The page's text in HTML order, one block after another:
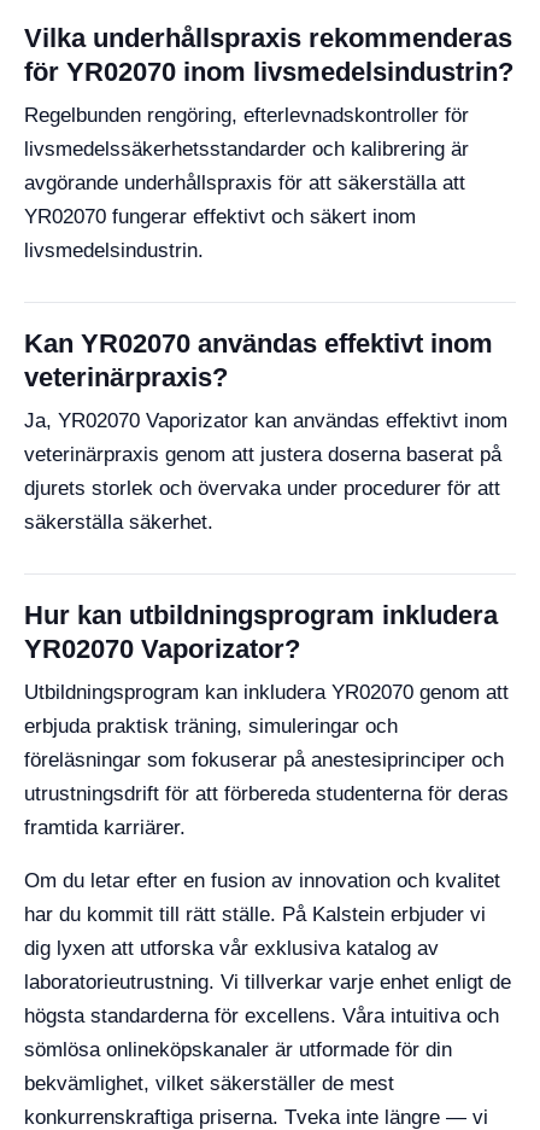
Vilka underhållspraxis rekommenderas
för YR02070 inom livsmedelsindustrin?
Regelbunden rengöring, efterlevnadskontroller för
livsmedelssäkerhetsstandarder och kalibrering är
avgörande underhållspraxis för att säkerställa att
YR02070 fungerar effektivt och säkert inom
livsmedelsindustrin.
Kan YR02070 användas effektivt inom
veterinärpraxis?
Ja, YR02070 Vaporizator kan användas effektivt inom
veterinärpraxis genom att justera doserna baserat på
djurets storlek och övervaka under procedurer för att
säkerställa säkerhet.
Hur kan utbildningsprogram inkludera
YR02070 Vaporizator?
Utbildningsprogram kan inkludera YR02070 genom att
erbjuda praktisk träning, simuleringar och
föreläsningar som fokuserar på anestesiprinciper och
utrustningsdrift för att förbereda studenterna för deras
framtida karriärer.
Om du letar efter en fusion av innovation och kvalitet
har du kommit till rätt ställe. På Kalstein erbjuder vi
dig lyxen att utforska vår exklusiva katalog av
laboratorieutrustning. Vi tillverkar varje enhet enligt de
högsta standarderna för excellens. Våra intuitiva och
sömlösa onlineköpskanaler är utformade för din
bekvämlighet, vilket säkerställer de mest
konkurrenskraftiga priserna. Tveka inte längre — vi